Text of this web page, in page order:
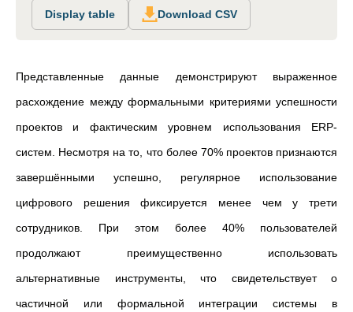
Display table Download CSV
Представленные данные демонстрируют выраженное
расхождение между формальными критериями успешности
проектов и фактическим уровнем использования ERP-
систем. Несмотря на то, что более 70% проектов признаются
завершёнными успешно, регулярное использование
цифрового решения фиксируется менее чем у трети
сотрудников. При этом более 40% пользователей
продолжают преимущественно использовать
альтернативные инструменты, что свидетельствует о
частичной или формальной интеграции системы в